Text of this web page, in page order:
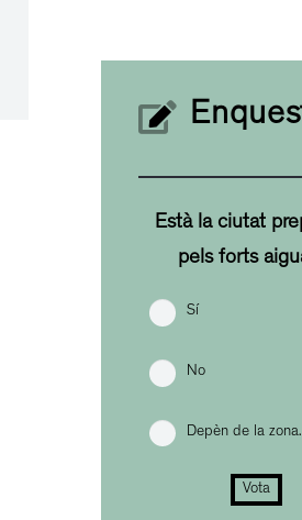
Està la ciutat
pels forts
Sí
No
Depèn de la zona.
Vota